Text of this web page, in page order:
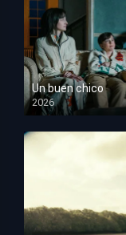
Un buen chico
2026
HD 1080p